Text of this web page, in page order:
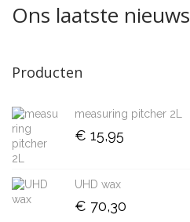
Ons laatste nieuws
Producten
measuring pitcher 2L
€ 15,95
UHD wax
€ 70,30